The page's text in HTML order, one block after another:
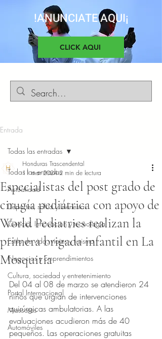
!ANUNCIATE AQUI¡
CLICK AQUI
Entrada
Todas las entradas
Actualidad
Deportes, salud y bienestar
Ciencia, Innovacion y tecnología
Estilo de vida, viajes y turismo
Negocios y Emprendimientos
Cultura, sociedad y entretenimiento
Portal Internacional
Mascotas
Automóviles
Todas las entradas
Especialistas del post grado de
cirugía pediátrica con apoyo de
World Pediatrics realizan la
primera brigada infantil en La
Mosquitia
Honduras Trascendental
11 mar 2024 2 min de lectura
Obtuvo NaN de 5 estrellas.
Del 04 al 08 de marzo se atendieron 24
niños que urgían de intervenciones
quirúrgicas ambulatorias. A las
evaluaciones acudieron más de 40
pequeños. Las operaciones gratuitas